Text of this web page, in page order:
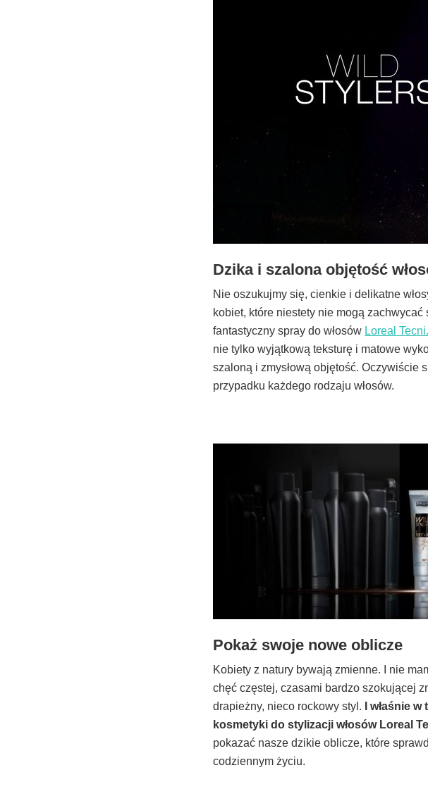
Dzika i szalona objętość
Nie oszukujmy się, cienkie i delikatne
kobiet, które niestety nie mogą
fantastyczny spray do włosów Loreal
nie tylko wyjątkową teksturę i matowe
szaloną i zmysłową objętość. Oczywiście
przypadku każdego rodzaju włosów.
Pokaż swoje nowe oblicze
Kobiety z natury bywają zmienne. I nie
chęć częstej, czasami bardzo szokującej
drapieżny, nieco rockowy styl.
I właśnie
kosmetyki do stylizacji włosów Loreal
pokazać nasze dzikie oblicze, które
codziennym życiu.